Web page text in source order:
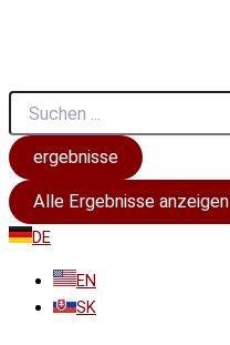
ergebnisse
Alle Ergebnisse anzeigen
DE
EN
SK